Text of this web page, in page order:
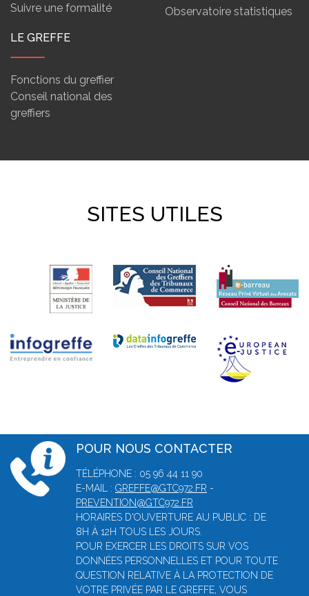
Suivre une formalité
Observatoire statistiques
LE GREFFE
Fonctions du greffier
Conseil national des
greffiers
SITES UTILES
POUR NOUS CONTACTER
TÉLÉPHONE : 05 96 44 11 90
E-MAIL : GREFFE@GTC972.FR -
PREVENTION@GTC972.FR
HORAIRES D'OUVERTURE AU PUBLIC : DE
8H À 12H TOUS LES JOURS.
POUR EXERCER LES DROITS SUR VOS
DONNÉES PERSONNELLES ET POUR TOUTE
QUESTION RELATIVE À LA PROTECTION DE
VOTRE PRIVÉE PAR LE GREFFE, VOUS